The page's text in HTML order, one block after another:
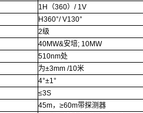
1H（360）/ 1V
H360°/ V130°
2级
40MW&安培; 10MW
510nm处
为±3mm /10米
4°±1°
≤3S
45m，≥60m带探测器